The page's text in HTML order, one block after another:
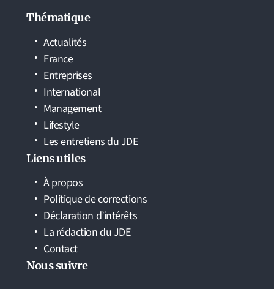
Thématique
Actualités
France
Entreprises
International
Management
Lifestyle
Les entretiens du JDE
Liens utiles
À propos
Politique de corrections
Déclaration d’intérêts
La rédaction du JDE
Contact
Nous suivre